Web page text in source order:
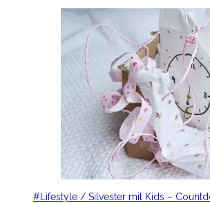
#Lifestyle / Silvester mit Kids –